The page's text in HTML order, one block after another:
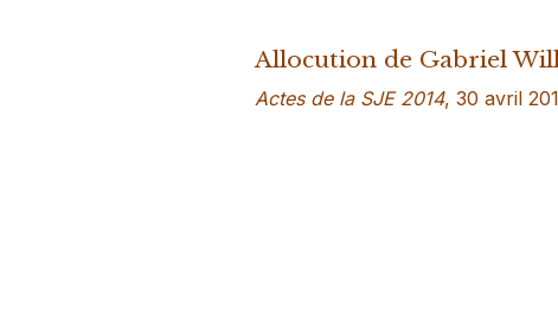
Allocution de Gabriel
Actes de la SJE 2014, 30 avril